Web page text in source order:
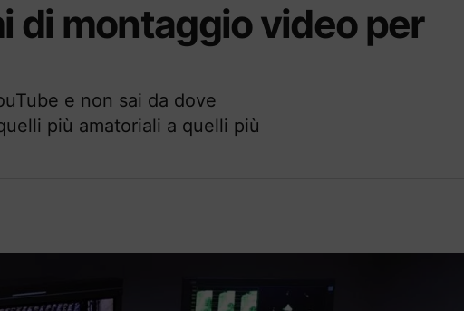
di montaggio video per
e non sai da dove
più amatoriali a quelli più